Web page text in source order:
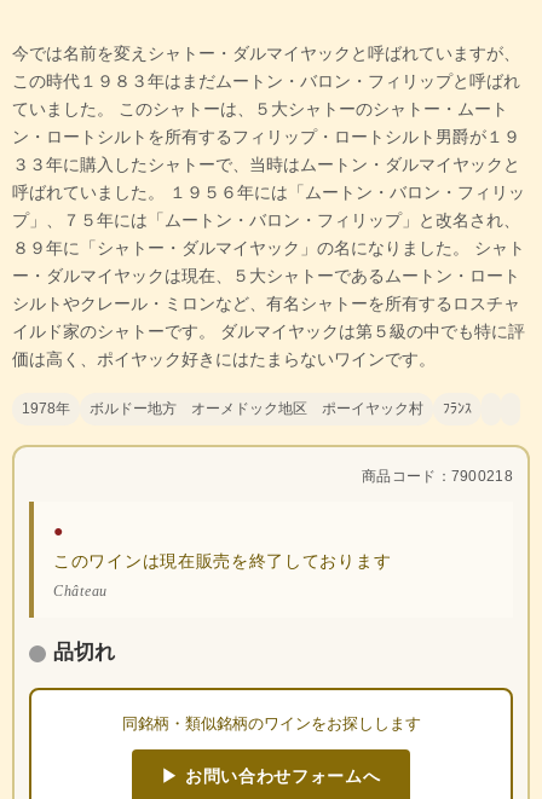
今では名前を変えシャトー・ダルマイヤックと呼ばれていますが、
この時代１９８３年はまだムートン・バロン・フィリップと呼ばれ
ていました。 このシャトーは、５大シャトーのシャトー・ムート
ン・ロートシルトを所有するフィリップ・ロートシルト男爵が１９
３３年に購入したシャトーで、当時はムートン・ダルマイヤックと
呼ばれていました。 １９５６年には「ムートン・バロン・フィリッ
プ」、７５年には「ムートン・バロン・フィリップ」と改名され、
８９年に「シャトー・ダルマイヤック」の名になりました。 シャト
ー・ダルマイヤックは現在、５大シャトーであるムートン・ロート
シルトやクレール・ミロンなど、有名シャトーを所有するロスチャ
イルド家のシャトーです。 ダルマイヤックは第５級の中でも特に評
価は高く、ポイヤック好きにはたまらないワインです。
1978年 ボルドー地方 オーメドック地区 ポーイヤック村 ﾌﾗﾝｽ
商品コード：7900218
●
このワインは現在販売を終了しております
Château
品切れ
同銘柄・類似銘柄のワインをお探しします
▶ お問い合わせフォームへ